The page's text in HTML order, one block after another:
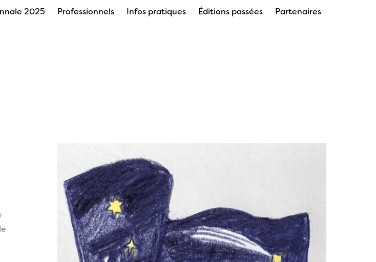
2025 Professionnels Infos pratiques Éditions passées Partenaires